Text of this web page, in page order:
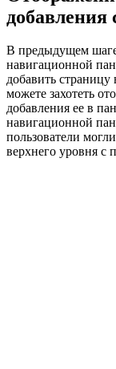
В предыдущем
навигационной
добавить
можете захотеть
добавления ее в
навигационной
пользователи
верхнего уровня